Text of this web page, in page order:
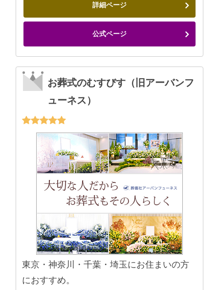
詳細ページ
公式ページ
お葬式のむすびす（旧アーバンフ
ューネス）
東京・神奈川・千葉・埼玉にお住まいの方
におすすめ。